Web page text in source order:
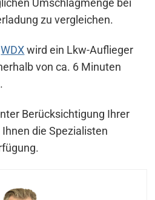
Umschlagmenge bei
zu vergleichen.
WDXwird ein Lkw-Auflieger
von ca. 6 Minuten
Berücksichtigung Ihrer
die Spezialisten